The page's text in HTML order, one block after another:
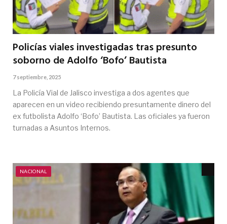
Policías viales investigadas tras presunto
soborno de Adolfo ‘Bofo’ Bautista
7 septiembre, 2025
La Policía Vial de Jalisco investiga a dos agentes que
aparecen en un video recibiendo presuntamente dinero del
ex futbolista Adolfo ‘Bofo’ Bautista. Las oficiales ya fueron
turnadas a Asuntos Internos.
NACIONAL